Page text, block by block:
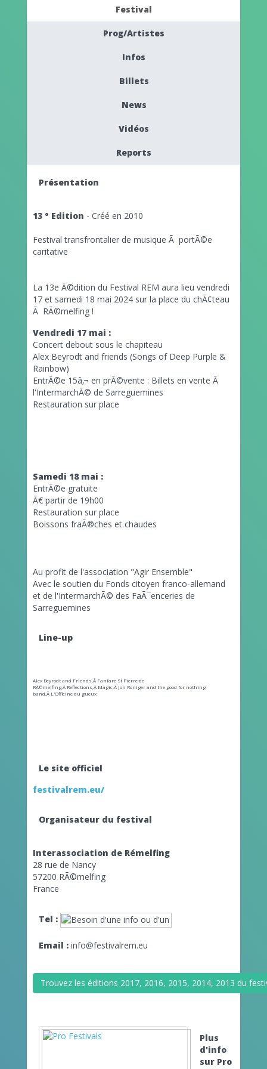
Festival
Prog/Artistes
Infos
Billets
News
Vidéos
Reports
Présentation
13 ° Edition - Créé en 2010
Festival transfrontalier de musique Ã portÃ©e
caritative
La 13e Ã©dition du Festival REM aura lieu vendredi
17 et samedi 18 mai 2024 sur la place du chÃ¢teau
Ã RÃ©melfing !
Vendredi 17 mai :
Concert debout sous le chapiteau
Alex Beyrodt and friends (Songs of Deep Purple &
Rainbow)
EntrÃ©e 15â‚¬ en prÃ©vente : Billets en vente Ã
l'IntermarchÃ© de Sarreguemines
Restauration sur place
Samedi 18 mai :
EntrÃ©e gratuite
Ã€ partir de 19h00
Restauration sur place
Boissons fraÃ®ches et chaudes
Au profit de l'association "Agir Ensemble"
Avec le soutien du Fonds citoyen franco-allemand
et de l'IntermarchÃ© des FaÃ¯enceries de
Sarreguemines
Line-up
Alex Beyrodt and Friends,Â Fanfare St Pierre de
RÃ©melfing,Â Reflections,Â Magic,Â Jon Roniger and the good for nothing
band,Â L'Officine du gueux
Le site officiel
festivalrem.eu/
Organisateur du festival
Interassociation de Rémelfing
28 rue de Nancy
57200 RÃ©melfing
France
Tel :
Email : info@festivalrem.eu
Trouvez les éditions 2017, 2016, 2015, 2014, 2013 du
Plus
d'info
sur Pro